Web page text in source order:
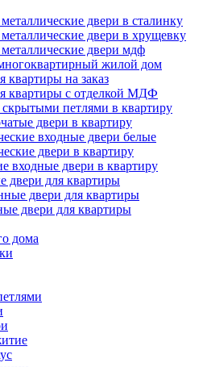
двери в сталинку
двери в хрущевку
двери мдф
жилой дом
квартиры на заказ
квартиры с отделкой МДФ
петлями в квартиру
двери в квартиру
входные двери белые
двери в квартиру
входные двери в квартиру
двери для квартиры
двери для квартиры
двери для квартиры
дома